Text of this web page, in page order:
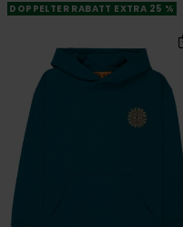
DOPPELTER RABATT EXTRA 25 %